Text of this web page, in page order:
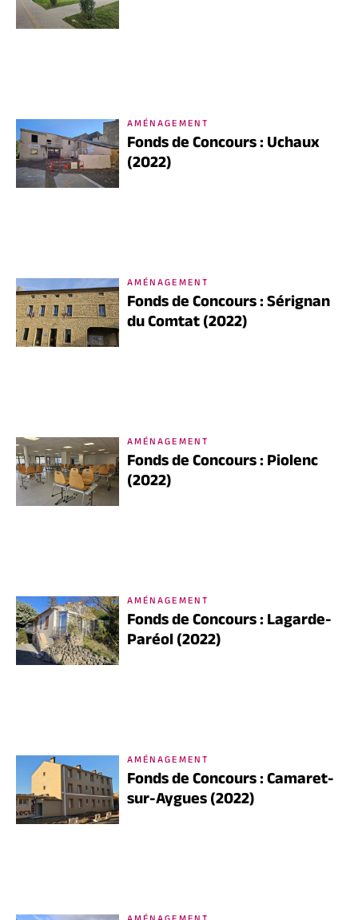
AMÉNAGEMENT
Fonds de Concours : Uchaux
(2022)
AMÉNAGEMENT
Fonds de Concours : Sérignan
du Comtat (2022)
AMÉNAGEMENT
Fonds de Concours : Piolenc
(2022)
AMÉNAGEMENT
Fonds de Concours : Lagarde-
Paréol (2022)
AMÉNAGEMENT
Fonds de Concours : Camaret-
sur-Aygues (2022)